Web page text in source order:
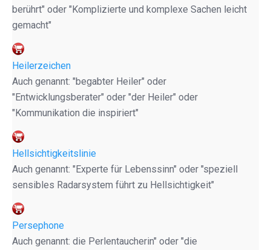
berührt" oder "Komplizierte und komplexe Sachen leicht
gemacht"
Heilerzeichen
Auch genannt: "begabter Heiler" oder
"Entwicklungsberater" oder "der Heiler" oder
"Kommunikation die inspiriert"
Hellsichtigkeitslinie
Auch genannt: "Experte für Lebenssinn" oder "speziell
sensibles Radarsystem führt zu Hellsichtigkeit"
Persephone
Auch genannt: die Perlentaucherin" oder "die